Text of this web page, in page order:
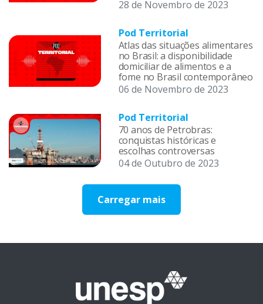
28 de Novembro de 2023
Pod Territorial
Atlas das situações alimentares
no Brasil: a disponibilidade
domiciliar de alimentos e a
fome no Brasil contemporâneo
06 de Novembro de 2023
Pod Territorial
70 anos de Petrobras:
conquistas históricas e
escolhas controversas
04 de Outubro de 2023
Carregar mais